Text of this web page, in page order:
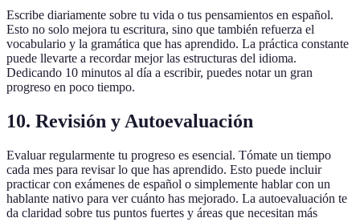
Escribe diariamente sobre tu vida o tus pensamientos en español.
Esto no solo mejora tu escritura, sino que también refuerza el
vocabulario y la gramática que has aprendido. La práctica constante
puede llevarte a recordar mejor las estructuras del idioma.
Dedicando 10 minutos al día a escribir, puedes notar un gran
progreso en poco tiempo.
10. Revisión y Autoevaluación
Evaluar regularmente tu progreso es esencial. Tómate un tiempo
cada mes para revisar lo que has aprendido. Esto puede incluir
practicar con exámenes de español o simplemente hablar con un
hablante nativo para ver cuánto has mejorado. La autoevaluación te
da claridad sobre tus puntos fuertes y áreas que necesitan más